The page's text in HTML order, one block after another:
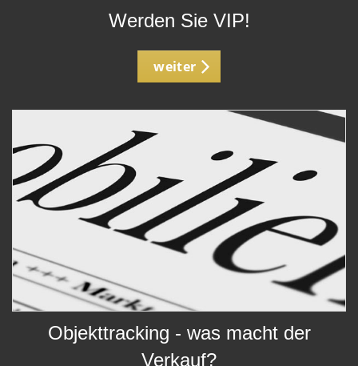
Werden Sie VIP!
weiter
Objekttracking - was macht der
Verkauf?